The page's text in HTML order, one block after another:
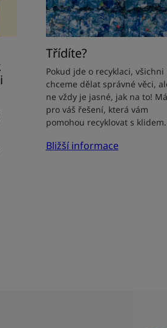
Třídíte?
Pokud jde o recyklaci, všichni
chceme dělat správné věci,
ne vždy je jasné, jak na to!
pro váš řešení, která vám
pomohou recyklovat s klidem.
Bližší informace